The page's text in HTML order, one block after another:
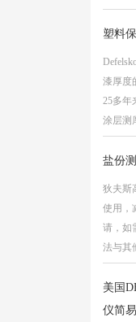
塑料
漆厚度
25多年
涂层测
盐份
狄夫斯
使用，
请，如
法与其
美国
仪简